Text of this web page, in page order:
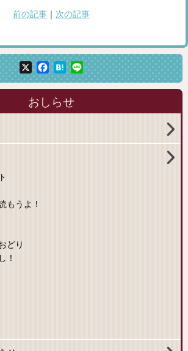
前の記事 次の記事
X Facebook
Hatena
Line
おしらせ
もうよ！
どり
！